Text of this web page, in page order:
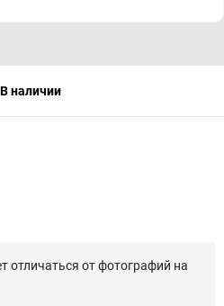
В наличии
отличаться от фотографий на